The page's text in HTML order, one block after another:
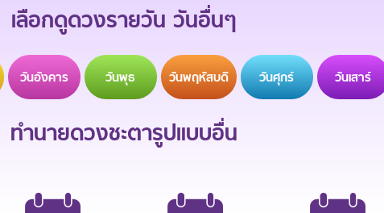
เลือกดูดวงรายวัน วันอื่นๆ
วันอังคาร วันพุธ วันพฤหัสบดี วันศุกร์ วันเสาร์
ทำนายดวงชะตารูปแบบอื่น